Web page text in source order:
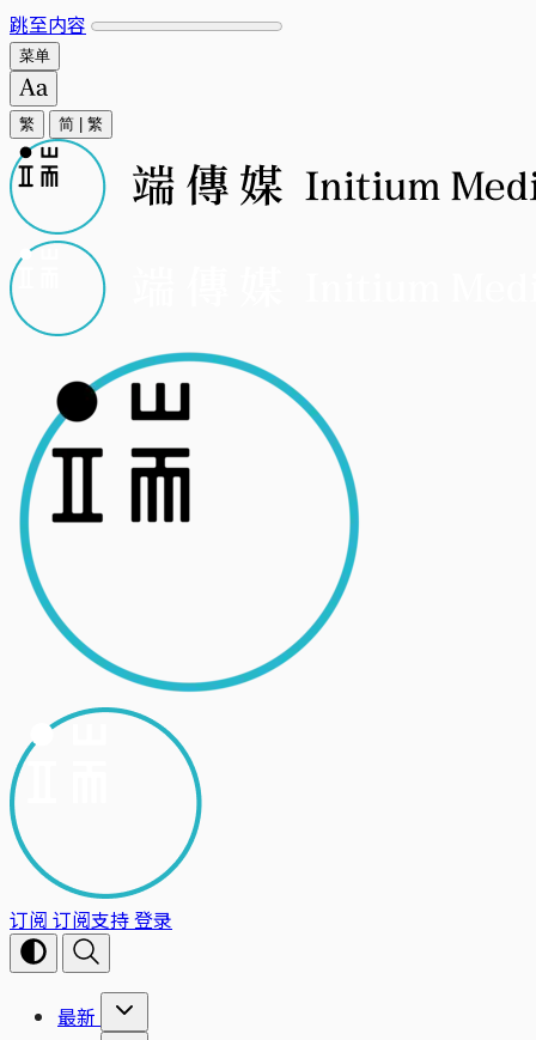
跳至内容
菜单
繁 简 繁
订阅 订阅支持登录
最新